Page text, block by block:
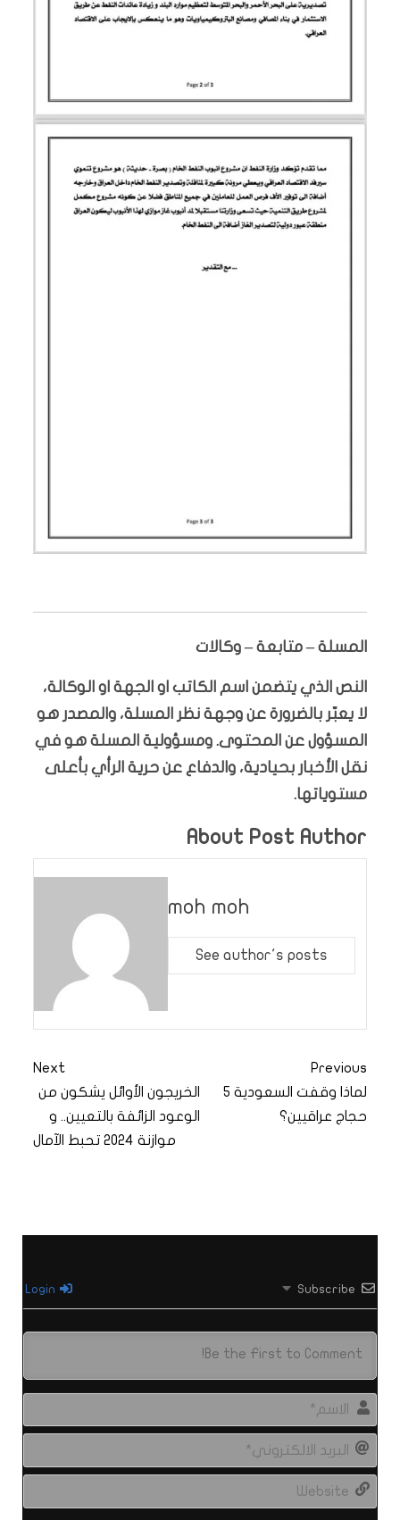
المسلة – متابعة – وكالات
النص الذي يتضمن اسم الكاتب او الجهة او الوكالة،
لا يعبّر بالضرورة عن وجهة نظر المسلة، والمصدر هو
المسؤول عن المحتوى. ومسؤولية المسلة هو في
نقل الأخبار بحيادية، والدفاع عن حرية الرأي بأعلى
مستوياتها.
About Post Author
moh moh
See author's posts
Previous
لماذا وقفت السعودية 5
حجاج عراقيين؟
Next
الخريجون الأوائل يشكون من
الوعود الزائفة بالتعيين.. و
موازنة 2024 تحبط الآمال
Subscribe